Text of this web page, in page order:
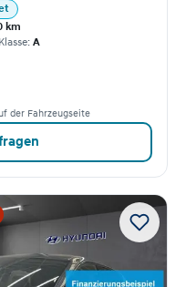
km
A
der Fahrzeugseite